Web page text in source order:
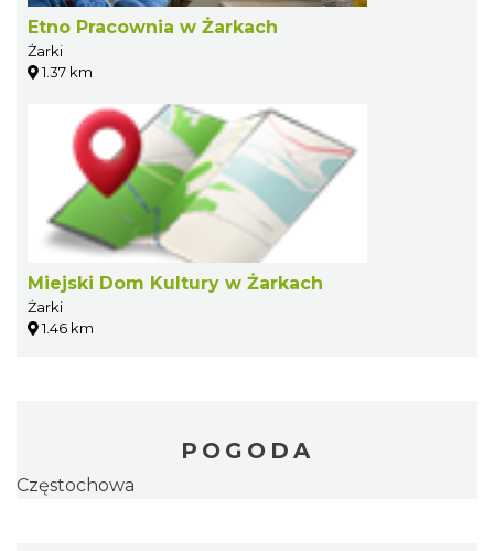
Etno Pracownia w Żarkach
Żarki
1.37 km
Miejski Dom Kultury w Żarkach
Żarki
1.46 km
POGODA
Częstochowa